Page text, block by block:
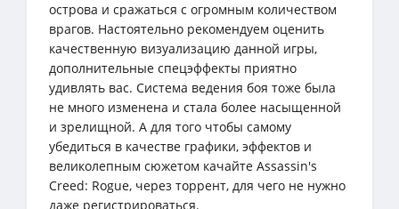
острова и сражаться с огромным количеством
врагов. Настоятельно рекомендуем оценить
качественную визуализацию данной игры,
дополнительные спецэффекты приятно
удивлять вас. Система ведения боя тоже была
не много изменена и стала более насыщенной
и зрелищной. А для того чтобы самому
убедиться в качестве графики, эффектов и
великолепным сюжетом качайте Assassin's
Creed: Rogue, через торрент, для чего не нужно
даже регистрироваться.